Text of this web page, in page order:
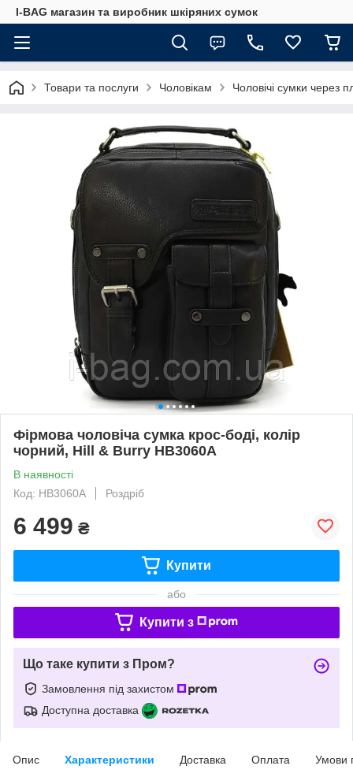
I-BAG магазин та виробник шкіряних сумок
Товари та послуги Чоловікам Чоловічі сумки через
Фірмова чоловіча сумка крос-боді, колір
чорний, Hill & Burry HB3060A
В наявності
Код: HB3060A
Роздріб
6 499 ₴
Купити
або
Купити з
Що таке купити з Пром?
Замовлення під захистом
Доступна доставка
Опис Характеристики Доставка Оплата Умови